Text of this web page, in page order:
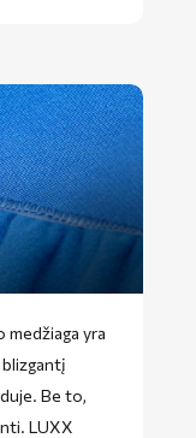
yra
Be to,
LUXX